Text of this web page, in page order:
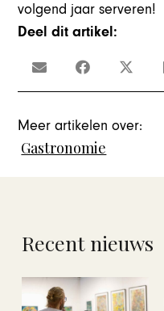
volgend jaar serveren!
Deel dit artikel:
Meer artikelen over:
Gastronomie
Recent nieuws